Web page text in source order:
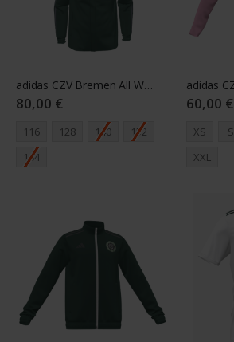
adidas CZV Bremen All Weather Jacket Youth green
80,00 €
116 128 140
152
164
60,00 €
XS S
XXL